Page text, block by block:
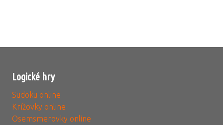
Logické hry
Sudoku online
Krížovky online
Osemsmerovky online